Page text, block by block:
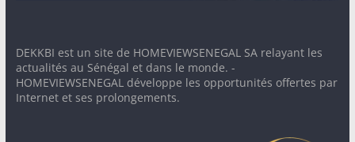
DEKKBI est un site de HOMEVIEWSENEGAL SA relayant les
actualités au Sénégal et dans le monde. -
HOMEVIEWSENEGAL développe les opportunités offertes par
Internet et ses prolongements.